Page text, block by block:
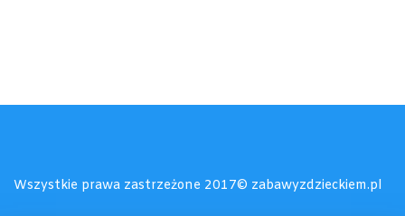
Wszystkie prawa zastrzeżone 2017© zabawyzdzieckiem.pl